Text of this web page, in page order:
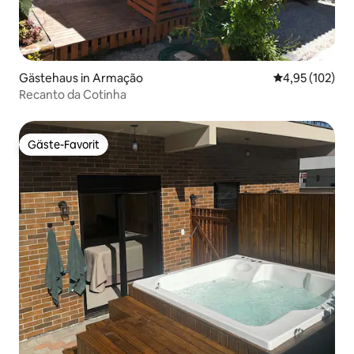
Gästehaus in Armação
4,95 (102)
Recanto da Cotinha
Gäste-Favorit
Gäste-Favorit